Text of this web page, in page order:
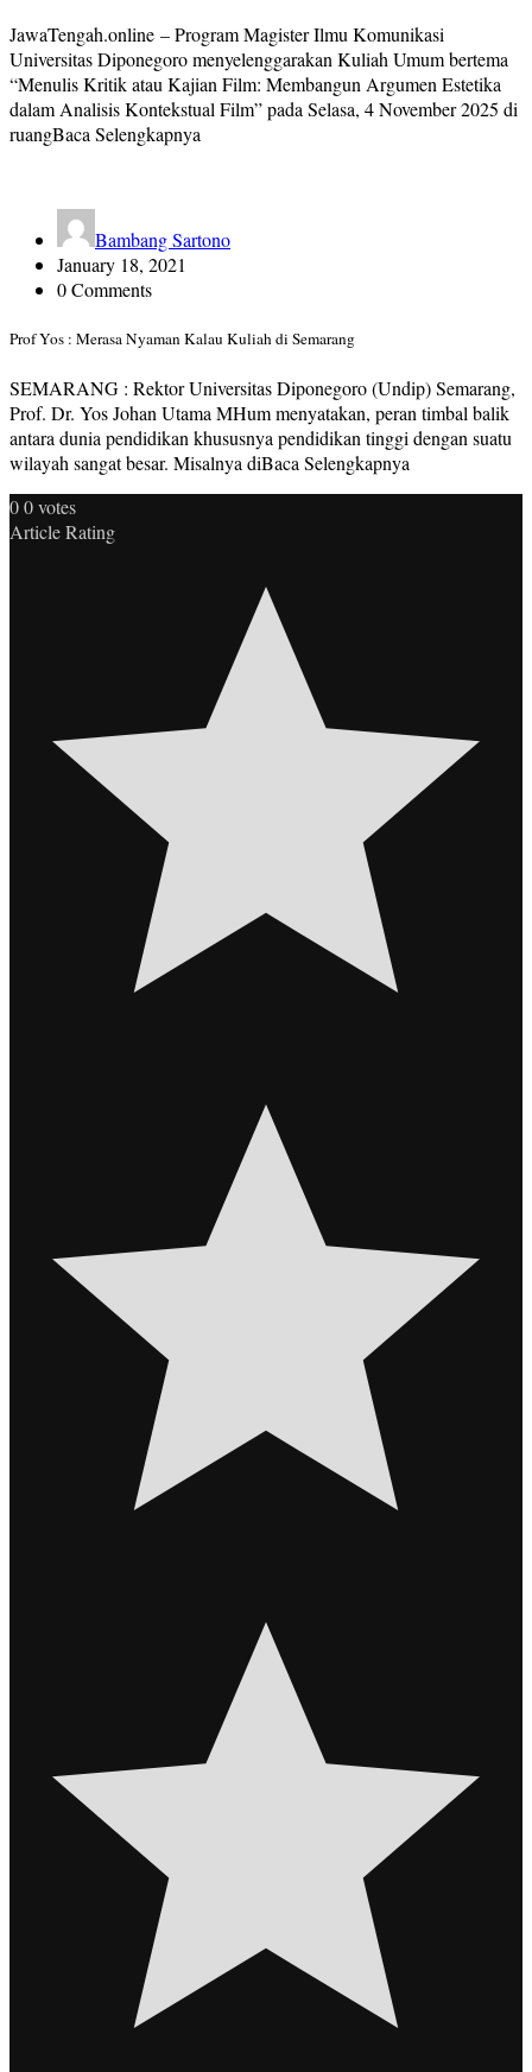
JawaTengah.online – Program Magister Ilmu Komunikasi
Universitas Diponegoro menyelenggarakan Kuliah Umum bertema
“Menulis Kritik atau Kajian Film: Membangun Argumen Estetika
dalam Analisis Kontekstual Film” pada Selasa, 4 November 2025 di
ruangBaca Selengkapnya
Bambang Sartono
January 18, 2021
0 Comments
Prof Yos : Merasa Nyaman Kalau Kuliah di Semarang
SEMARANG : Rektor Universitas Diponegoro (Undip) Semarang,
Prof. Dr. Yos Johan Utama MHum menyatakan, peran timbal balik
antara dunia pendidikan khususnya pendidikan tinggi dengan suatu
wilayah sangat besar. Misalnya diBaca Selengkapnya
00votes
Article Rating